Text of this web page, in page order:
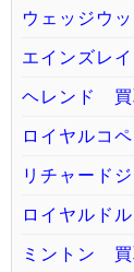
ウェッジウ
エインズレ
ヘレンド 買
ロイヤルコ
リチャード
ロイヤルド
ミントン 買